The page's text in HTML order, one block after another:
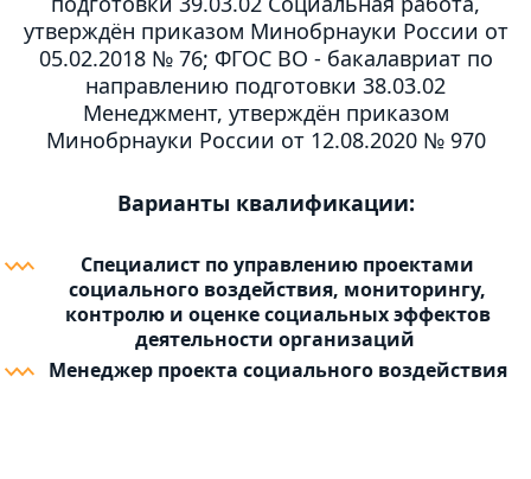
утверждён приказом Минобрнауки России от
05.02.2018 № 76; ФГОС ВО - бакалавриат по
направлению подготовки 38.03.02
Менеджмент, утверждён приказом
Минобрнауки России от 12.08.2020 № 970
Варианты квалификации:
Специалист по управлению проектами
социального воздействия, мониторингу,
контролю и оценке социальных эффектов
деятельности организаций
Менеджер проекта социального воздействия